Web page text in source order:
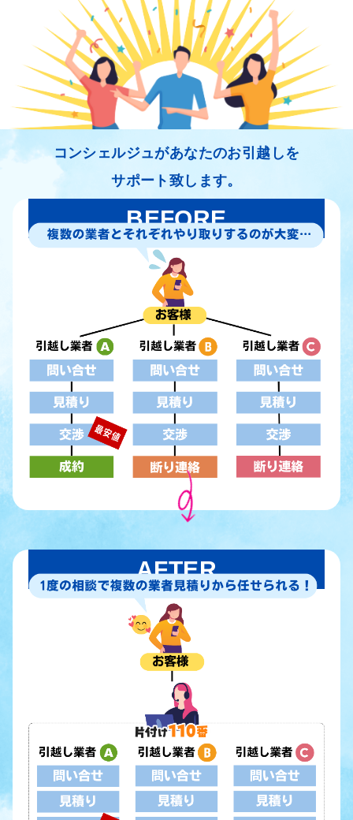
コンシェルジュがあなたのお引越しを
サポート致します。
BEFORE
AFTER